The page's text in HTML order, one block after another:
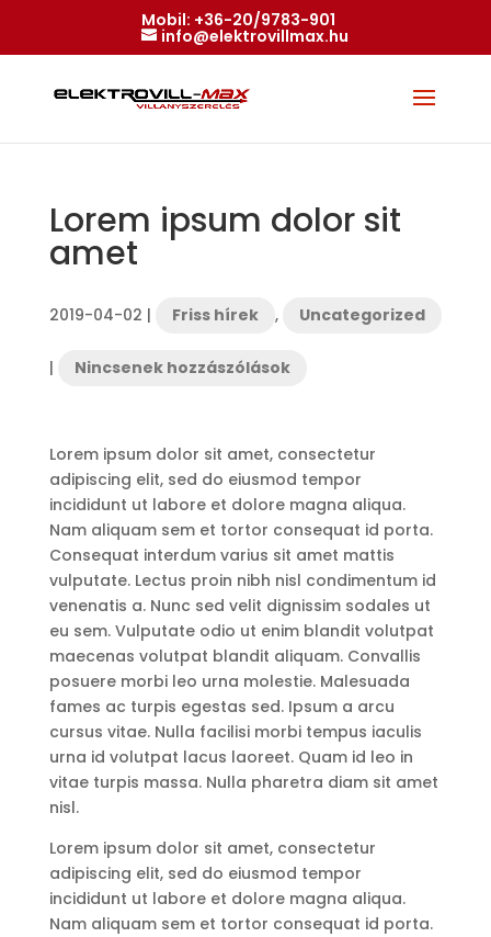
Mobil: +36-20/9783-901
info@elektrovillmax.hu
Lorem ipsum dolor sit
amet
2019-04-02 | Friss hírek , Uncategorized
| Nincsenek hozzászólások
Lorem ipsum dolor sit amet, consectetur
adipiscing elit, sed do eiusmod tempor
incididunt ut labore et dolore magna aliqua.
Nam aliquam sem et tortor consequat id porta.
Consequat interdum varius sit amet mattis
vulputate. Lectus proin nibh nisl condimentum id
venenatis a. Nunc sed velit dignissim sodales ut
eu sem. Vulputate odio ut enim blandit volutpat
maecenas volutpat blandit aliquam. Convallis
posuere morbi leo urna molestie. Malesuada
fames ac turpis egestas sed. Ipsum a arcu
cursus vitae. Nulla facilisi morbi tempus iaculis
urna id volutpat lacus laoreet. Quam id leo in
vitae turpis massa. Nulla pharetra diam sit amet
nisl.
Lorem ipsum dolor sit amet, consectetur
adipiscing elit, sed do eiusmod tempor
incididunt ut labore et dolore magna aliqua.
Nam aliquam sem et tortor consequat id porta.